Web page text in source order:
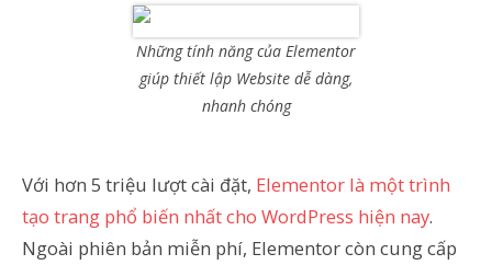
Những tính năng của Elementor
giúp thiết lập Website dễ dàng,
nhanh chóng
Với hơn 5 triệu lượt cài đặt, Elementor là một trình
tạo trang phổ biến nhất cho WordPress hiện nay.
Ngoài phiên bản miễn phí, Elementor còn cung cấp